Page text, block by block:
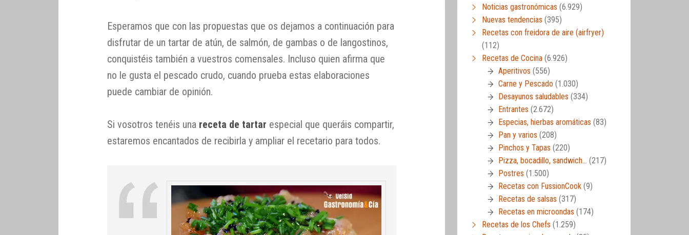
Esperamos que con las propuestas que os dejamos a continuación para
disfrutar de un tartar de atún, de salmón, de gambas o de langostinos,
conquistéis también a vuestros comensales. Incluso quien afirma que
no le gusta el pescado crudo, cuando prueba estas elaboraciones
puede cambiar de opinión.
Si vosotros tenéis una receta de tartar especial que queráis compartir,
estaremos encantados de recibirla y ampliar el recetario para todos.
Noticias gastronómicas (6.929)
Nuevas tendencias (395)
Recetas con freidora de aire (airfryer)
(112)
Recetas de Cocina (6.926)
Aperitivos (556)
Carne y Pescado (1.030)
Desayunos saludables (334)
Entrantes (2.672)
Especias, hierbas aromáticas (83)
Pan y varios (208)
Pinchos y Tapas (220)
Pizza, bocadillo, sandwich… (217)
Postres (1.500)
Recetas con FussionCook (9)
Recetas de salsas (317)
Recetas en microondas (174)
Recetas de los Chefs (1.259)